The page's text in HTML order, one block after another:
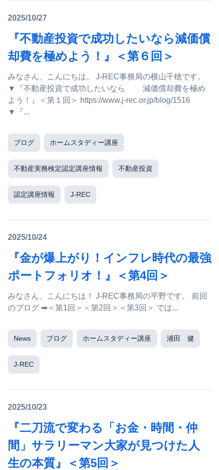
2025/10/27
『不動産投資で成功したいなら減価償
却費を極めよう！』＜第６回＞
みなさん、こんにちは。 J-REC事務局の横山千穂です。
▼『不動産投資で成功したいなら 減価償却費を極め
よう！』＜第１回＞ https://www.j-rec.or.jp/blog/1516
▼『...
ブログ ホームスタディー講座
不動産実務検定認定講座情報 不動産投資
認定講座情報 J-REC
2025/10/24
『金が爆上がり！インフレ時代の最強
ポートフォリオ！』＜第4回＞
みなさん、こんにちは！ J-REC事務局の平野です。 前回
のブログ ➡＜第1回＞＜第2回＞＜第3回＞ では...
News ブログ ホームスタディー講座 浦田 健
J-REC
2025/10/23
『二刀流で変わる「お金・時間・仲
間」サラリーマン大家が見つけた人
生の本質』＜第5回＞